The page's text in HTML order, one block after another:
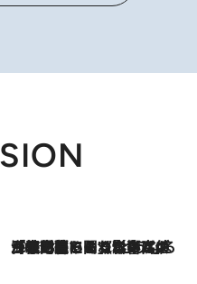
2026.8.3
「住宅建てられない…」「サーチャージ料の高値が続いている」ホルムズ海峡封鎖による影響はいつまで続く？《エネルギー専門家に聞く“どうなる日本の暮らし”》